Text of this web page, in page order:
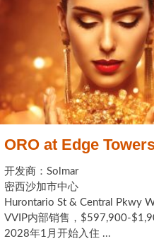
ORO at Edge
开发商：Solmar
密西沙加市中心
Hurontario St & Central Pkwy
VVIP内部销售，$597,900-
2028年1月开始入住 ...